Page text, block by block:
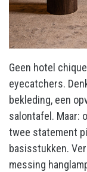
Geen hotel
eyecatchers.
bekleding, een
salontafel. Maar:
twee statement
basisstukken.
messing